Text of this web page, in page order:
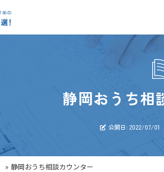
静岡おうち相
公開日: 2022/07/01
» 静岡おうち相談カウンター